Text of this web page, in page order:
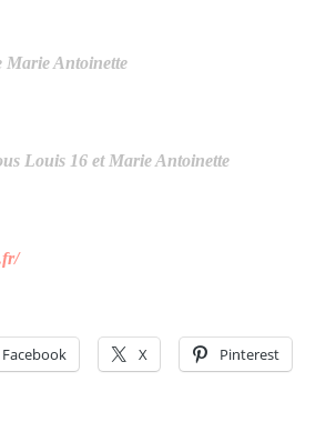
Marie Antoinette
Louis 16 et Marie Antoinette
Facebook X Pinterest